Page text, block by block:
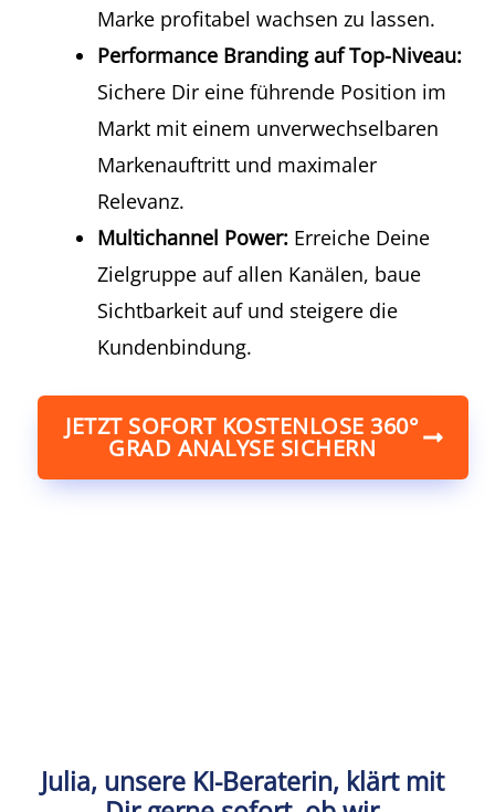
Marke profitabel wachsen zu lassen.
Performance Branding auf Top-Niveau:
Sichere Dir eine führende Position im
Markt mit einem unverwechselbaren
Markenauftritt und maximaler
Relevanz.
Multichannel Power: Erreiche Deine
Zielgruppe auf allen Kanälen, baue
Sichtbarkeit auf und steigere die
Kundenbindung.
JETZT SOFORT KOSTENLOSE 360°
GRAD ANALYSE SICHERN
Julia, unsere KI-Beraterin, klärt mit